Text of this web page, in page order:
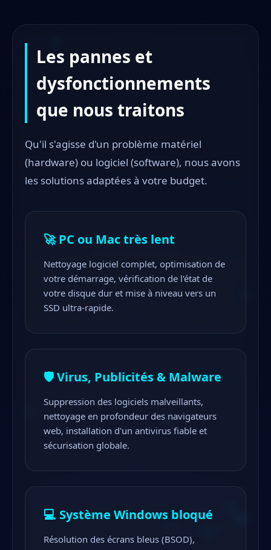
Les pannes et
dysfonctionnements
que nous traitons
Qu'il s'agisse d'un problème matériel
(hardware) ou logiciel (software), nous avons
les solutions adaptées à votre budget.
🚀 PC ou Mac très lent
Nettoyage logiciel complet, optimisation de
votre démarrage, vérification de l'état de
votre disque dur et mise à niveau vers un
SSD ultra-rapide.
🛡️ Virus, Publicités & Malware
Suppression des logiciels malveillants,
nettoyage en profondeur des navigateurs
web, installation d'un antivirus fiable et
sécurisation globale.
💻 Système Windows bloqué
Résolution des écrans bleus (BSOD),